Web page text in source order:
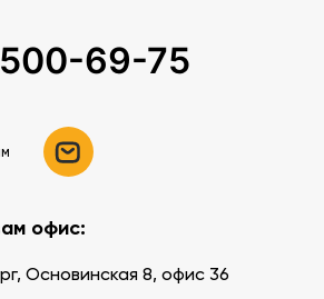
69-75
офис:
Основинская 8, офис 36